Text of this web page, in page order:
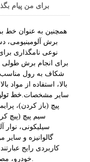
برای من پیام
برش آلومینیومی،
نوعی نامگذاری
برای انجام برش طولی
شکاف به رول مناسب
بالا، استفاده از
سایر مشخصات. خط
پیچ (باز کردن)،
سیم پیچ (پیچ
سیلیکونی،
گالوانیزه و
کاربردی رایج